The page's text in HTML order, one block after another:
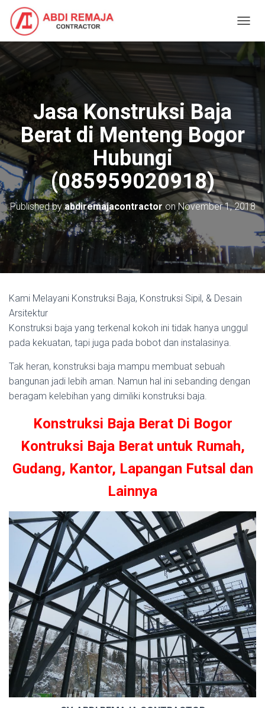
O
E
I
A
I
O
N
Jasa Konstruksi Baja
Berat di Menteng Bogor
Hubungi
(085959020918)
Published byabdiremajacontractor onNovember 1, 2018
Kami Melayani Konstruksi Baja, Konstruksi Sipil, & Desain
Arsitektur
Konstruksi baja yang terkenal kokoh ini tidak hanya unggul
pada kekuatan, tapi juga pada bobot dan instalasinya.
Tak heran, konstruksi baja mampu membuat sebuah
bangunan jadi lebih aman. Namun hal ini sebanding dengan
beragam kelebihan yang dimiliki konstruksi baja.
Konstruksi Baja Berat Di Bogor
Kontruksi Baja Berat untuk Rumah,
Gudang, Kantor, Lapangan Futsal dan
Lainnya